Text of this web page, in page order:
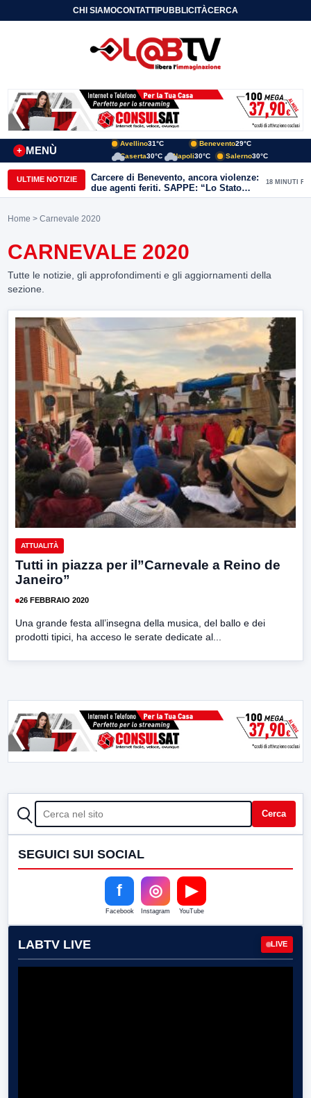
CHI SIAMOCONTATTIPUBBLICITÀCERCA
MENÙ
+
Avellino31°C Benevento29°C
Caserta30°C Napoli30°C Salerno30°C
ULTIME NOTIZIE
Carcere di Benevento, ancora violenze:
due agenti feriti. SAPPE: “Lo Stato
non può arretrare”
18 MINUTI FA
Home > Carnevale 2020
CARNEVALE 2020
Tutte le notizie, gli approfondimenti e gli aggiornamenti della
sezione.
ATTUALITÀ
Tutti in piazza per il”Carnevale a Reino de
Janeiro”
26 FEBBRAIO 2020
Una grande festa all’insegna della musica, del ballo e dei
prodotti tipici, ha acceso le serate dedicate al...
CERCA Cerca
SEGUICI SUI SOCIAL
f
Facebook
◎
Instagram
▶
YouTube
LABTV LIVE LIVE